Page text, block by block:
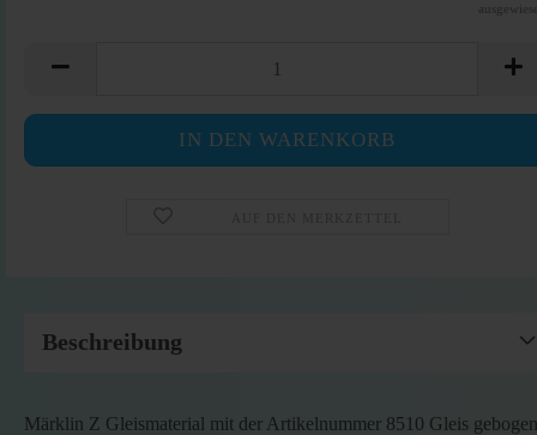
Beschreibung
Märklin Z Gleismaterial mit der Artikelnummer 8510 Gleis gebogen